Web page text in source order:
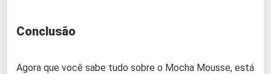
Conclusão
Agora que você sabe tudo sobre o Mocha Mousse, está